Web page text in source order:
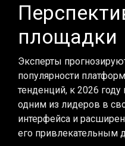
площадки
Эксперты
популярности
тенденций, к 2026
одним из лидеров в
интерфейса и
его привлекательным